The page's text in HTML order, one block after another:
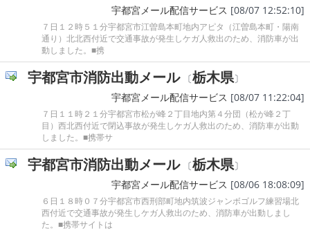
宇都宮メール配信サービス [08/07 12:52:10]
７日１２時５１分宇都宮市江曽島本町地内アピタ（江曽島本町・陽南
通り）北北西付近で交通事故が発生しケガ人救出のため、消防車が出
動しました。■携
宇都宮市消防出動メール〔栃木県〕
宇都宮メール配信サービス [08/07 11:22:04]
７日１１時２１分宇都宮市松が峰２丁目地内第４分団（松が峰２丁
目）西北西付近で閉込事故が発生しケガ人救出のため、消防車が出動
しました。■携帯サ
宇都宮市消防出動メール〔栃木県〕
宇都宮メール配信サービス [08/06 18:08:09]
６日１８時０７分宇都宮市西刑部町地内筑波ジャンボゴルフ練習場北
西付近で交通事故が発生しケガ人救出のため、消防車が出動しまし
た。■携帯サイトは